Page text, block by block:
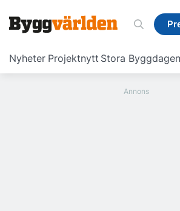
Nyheter Projektnytt Stora Byggdagen